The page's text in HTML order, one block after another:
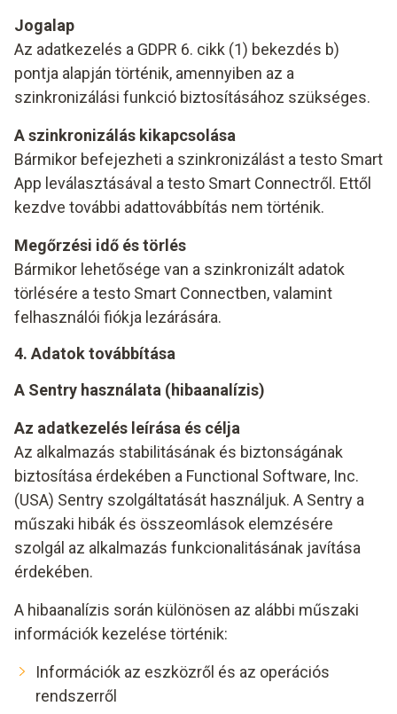
Jogalap
Az adatkezelés a GDPR 6. cikk (1) bekezdés b)
pontja alapján történik, amennyiben az a
szinkronizálási funkció biztosításához szükséges.
A szinkronizálás kikapcsolása
Bármikor befejezheti a szinkronizálást a testo Smart
App leválasztásával a testo Smart Connectről. Ettől
kezdve további adattovábbítás nem történik.
Megőrzési idő és törlés
Bármikor lehetősége van a szinkronizált adatok
törlésére a testo Smart Connectben, valamint
felhasználói fiókja lezárására.
4. Adatok továbbítása
A Sentry használata (hibaanalízis)
Az adatkezelés leírása és célja
Az alkalmazás stabilitásának és biztonságának
biztosítása érdekében a Functional Software, Inc.
(USA) Sentry szolgáltatását használjuk. A Sentry a
műszaki hibák és összeomlások elemzésére
szolgál az alkalmazás funkcionalitásának javítása
érdekében.
A hibaanalízis során különösen az alábbi műszaki
információk kezelése történik:
Információk az eszközről és az operációs
rendszerről